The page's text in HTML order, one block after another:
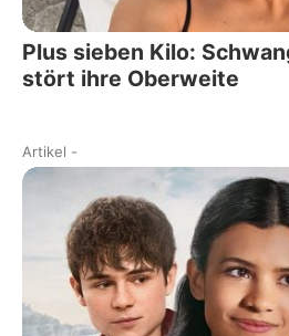
Plus sieben Kilo:
stört ihre Oberweite
Artikel -